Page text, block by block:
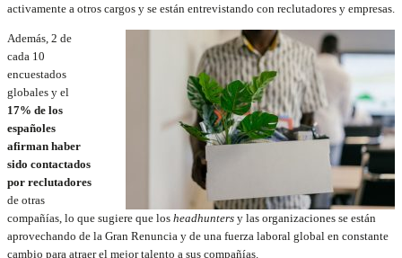
activamente a otros cargos y se están entrevistando con reclutadores y empresas.
Además, 2 de
cada 10
encuestados
globales y el
17% de los
españoles
afirman haber
sido contactados
por reclutadores
de otras
compañías, lo que sugiere que los headhunters y las organizaciones se están
aprovechando de la Gran Renuncia y de una fuerza laboral global en constante
cambio para atraer el mejor talento a sus compañías.